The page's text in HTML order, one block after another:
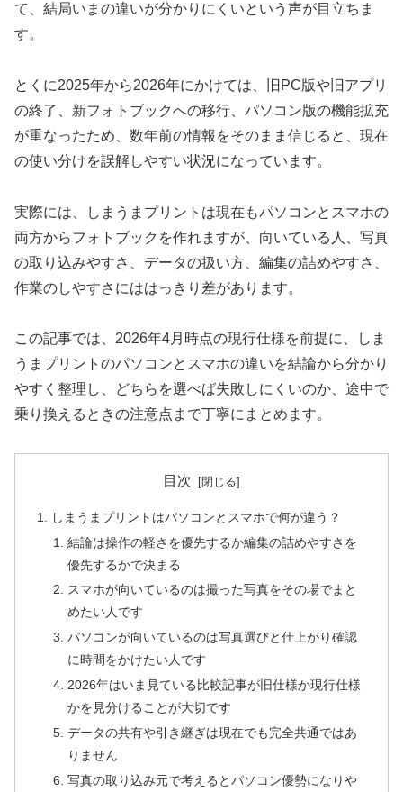
て、結局いまの違いが分かりにくいという声が目立ちま
す。
とくに2025年から2026年にかけては、旧PC版や旧アプリ
の終了、新フォトブックへの移行、パソコン版の機能拡充
が重なったため、数年前の情報をそのまま信じると、現在
の使い分けを誤解しやすい状況になっています。
実際には、しまうまプリントは現在もパソコンとスマホの
両方からフォトブックを作れますが、向いている人、写真
の取り込みやすさ、データの扱い方、編集の詰めやすさ、
作業のしやすさにははっきり差があります。
この記事では、2026年4月時点の現行仕様を前提に、しま
うまプリントのパソコンとスマホの違いを結論から分かり
やすく整理し、どちらを選べば失敗しにくいのか、途中で
乗り換えるときの注意点まで丁寧にまとめます。
目次
しまうまプリントはパソコンとスマホで何が違う？
結論は操作の軽さを優先するか編集の詰めやすさを
優先するかで決まる
スマホが向いているのは撮った写真をその場でまと
めたい人です
パソコンが向いているのは写真選びと仕上がり確認
に時間をかけたい人です
2026年はいま見ている比較記事が旧仕様か現行仕様
かを見分けることが大切です
データの共有や引き継ぎは現在でも完全共通ではあ
りません
写真の取り込み元で考えるとパソコン優勢になりや